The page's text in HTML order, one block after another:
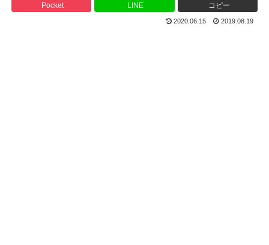
Pocket LINE コピー
2020.06.15 2019.08.19